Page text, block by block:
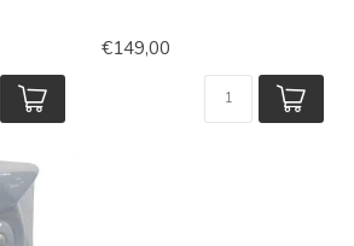
€149,00